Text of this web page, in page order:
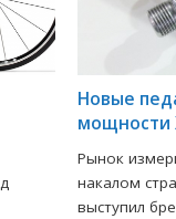
Новые
мощности
Рынок
накалом
выступил